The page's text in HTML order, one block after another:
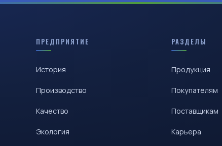
ПРЕДПРИЯТИЕ
История
Производство
Качество
Экология
РАЗДЕЛЫ
Продукция
Покупателям
Поставщикам
Карьера